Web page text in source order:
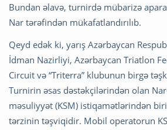
Bundan əlavə, turnirdə mübarizə
Nar tərəfindən mükafatlandırılıb.
Qeyd edək ki, yarış Azərbaycan
İdman Nazirliyi, Azərbaycan Triatlon
Circuit və “Triterra” klubunun birgə
Turnirin əsas dəstəkçilərindən olan
məsuliyyət (KSM) istiqamətlərindən
tərzinin təşviqidir. Mobil operatorun